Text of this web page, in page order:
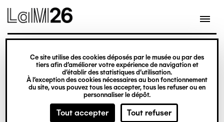
Gestion des cookies
Ce site utilise des cookies déposés par le musée ou par des
tiers afin d’améliorer votre expérience de navigation et
d’établir des statistiques d’utilisation.
À l’exception des cookies nécessaires au bon fonctionnement
du site, vous pouvez tous les accepter, tous les refuser ou en
personnaliser le dépôt.
Tout accepter Tout refuser
contenu